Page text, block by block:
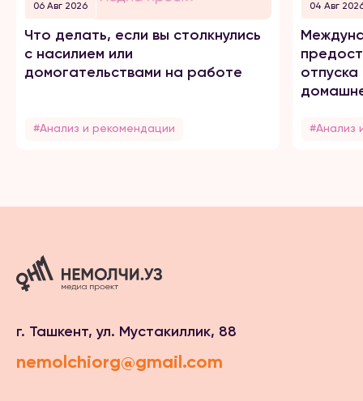
06 Авг 2026
Что делать, если вы столкнулись
с насилием или
домогательствами на работе
#Анализ и рекомендации
04 Авг
#Анализ
г. Ташкент, ул. Мустакиллик, 88
nemolchiorg@gmail.com